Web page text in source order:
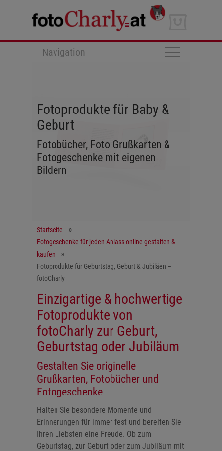
Navigation
Fotoprodukte für Baby &
Geburt
Fotobücher, Foto Grußkarten &
Fotogeschenke mit eigenen
Bildern
Startseite
Fotogeschenke für jeden Anlass online gestalten &
kaufen
Fotoprodukte für Geburtstag, Geburt & Jubiläen –
fotoCharly
Einzigartige & hochwertige
Fotoprodukte von
fotoCharly zur Geburt,
Geburtstag oder Jubiläum
Gestalten Sie originelle
Grußkarten, Fotobücher und
Fotogeschenke
Halten Sie besondere Momente und
Erinnerungen für immer fest und bereiten Sie
Ihren Liebsten eine Freude. Ob zum
Geburtstag, zur Geburt oder zum Jubiläum mit